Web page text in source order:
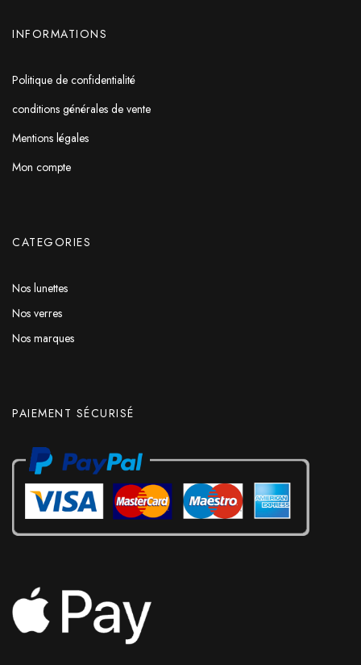
INFORMATIONS
Politique de confidentialité
conditions générales de vente
Mentions légales
Mon compte
CATEGORIES
Nos lunettes
Nos verres
Nos marques
PAIEMENT SÉCURISÉ